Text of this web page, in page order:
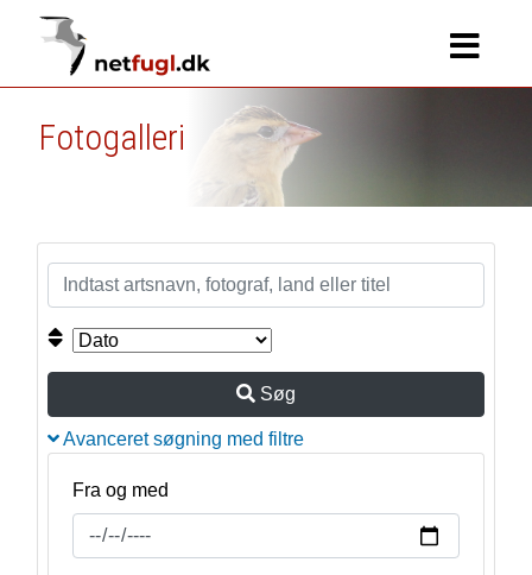
Fotogalleri
Søg
Avanceret søgning med filtre
Fra og med